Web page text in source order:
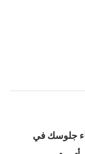
جلوسك في